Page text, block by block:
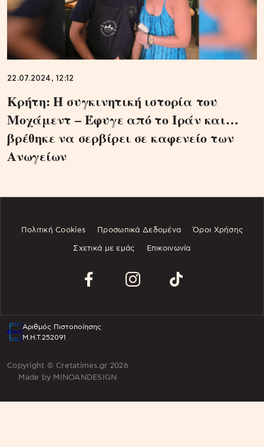
22.07.2024, 12:12
Κρήτη: Η συγκινητική ιστορία του
Μοχάμεντ – Έφυγε από το Ιράν και…
βρέθηκε να σερβίρει σε καφενείο των
Ανωγείων
Πολιτική Cookies Προσωπικά Δεδομένα Όροι Χρήσης
Σχετικά με εμάς Επικοινωνία
Αριθμός Πιστοποίησης
Μ.Η.Τ.252091
Copyright © Cretatimes.gr 2026
Made by MINOANDESIGN